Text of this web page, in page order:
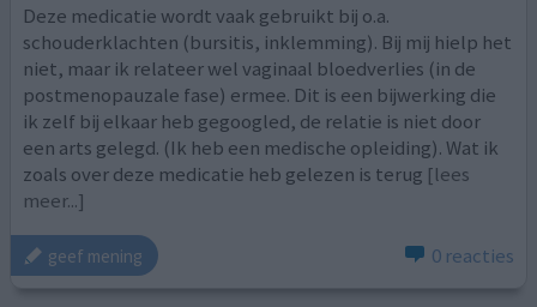
Deze medicatie wordt vaak gebruikt bij o.a.
schouderklachten (bursitis, inklemming). Bij mij hielp het
niet, maar ik relateer wel vaginaal bloedverlies (in de
postmenopauzale fase) ermee. Dit is een bijwerking die
ik zelf bij elkaar heb gegoogled, de relatie is niet door
een arts gelegd. (Ik heb een medische opleiding). Wat ik
zoals over deze medicatie heb gelezen is terug [lees
meer...]
geef mening 0 reacties